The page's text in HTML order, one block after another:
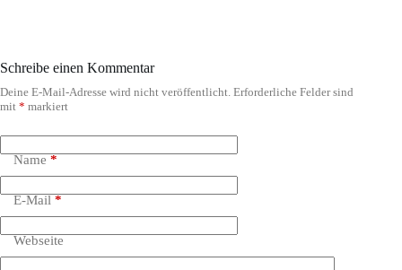
Schreibe einen Kommentar
Deine E-Mail-Adresse wird nicht veröffentlicht. Erforderliche Felder sind
mit * markiert
Name *
E-Mail *
Webseite
A
l
r
n
v
e